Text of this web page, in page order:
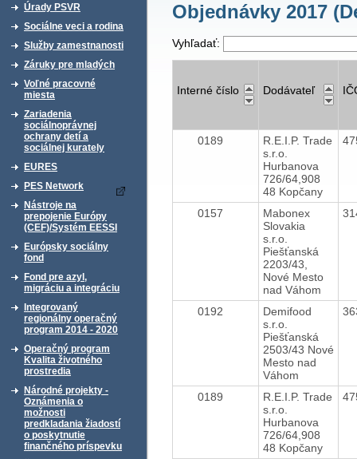
Úrady PSVR
Sociálne veci a rodina
Služby zamestnanosti
Záruky pre mladých
Voľné pracovné
miesta
Zariadenia
sociálnoprávnej
ochrany detí a
sociálnej kurately
EURES
PES Network
Nástroje na
prepojenie Európy
(CEF)/Systém EESSI
Európsky sociálny
fond
Fond pre azyl,
migráciu a integráciu
Integrovaný
regionálny operačný
program 2014 - 2020
Operačný program
Kvalita životného
prostredia
Národné projekty -
Oznámenia o
možnosti
predkladania žiadostí
o poskytnutie
finančného príspevku
Objednávky 2017
Vyhľadať:
Interné číslo Dodávateľ
0189
R.E.I.P. Trade
s.r.o.
Hurbanova
726/64,908
48 Kopčany
0157
Mabonex
Slovakia
s.r.o.
Piešťanská
2203/43,
Nové Mesto
nad Váhom
0192
Demifood
s.r.o.
Piešťanská
2503/43 Nové
Mesto nad
Váhom
0189
R.E.I.P. Trade
s.r.o.
Hurbanova
726/64,908
48 Kopčany